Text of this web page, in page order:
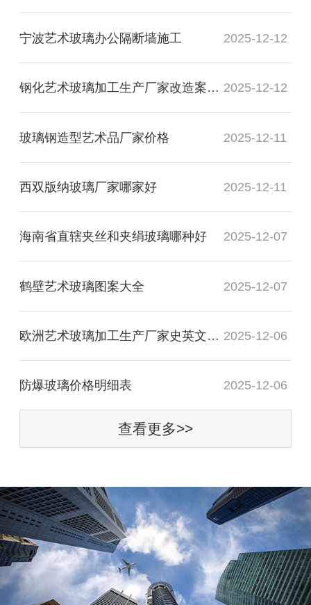
宁波艺术玻璃办公隔断墙施工 2025-12-12
钢化艺术玻璃加工生产厂家改造案例图 2025-12-12
玻璃钢造型艺术品厂家价格 2025-12-11
西双版纳玻璃厂家哪家好 2025-12-11
海南省直辖夹丝和夹绢玻璃哪种好 2025-12-07
鹤壁艺术玻璃图案大全 2025-12-07
欧洲艺术玻璃加工生产厂家史英文名词解释 2025-12-06
防爆玻璃价格明细表 2025-12-06
查看更多>>